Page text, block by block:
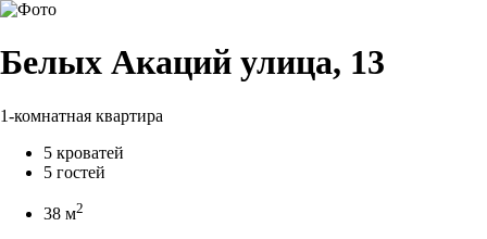
Белых Акаций улица, 13
1-комнатная квартира
5 кроватей
5 гостей
38 м2